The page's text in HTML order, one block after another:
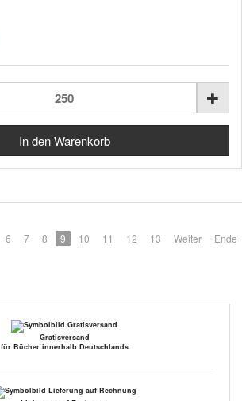
6 7 8 9 10 11 12 13 Weiter Ende
Gratisversand
für Bücher innerhalb Deutschlands